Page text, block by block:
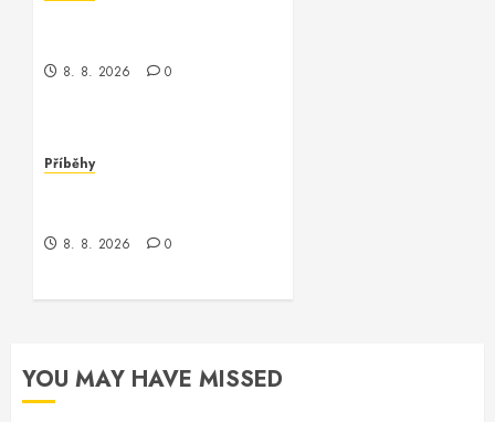
8. 8. 2026 0
Příběhy
8. 8. 2026 0
YOU MAY HAVE MISSED